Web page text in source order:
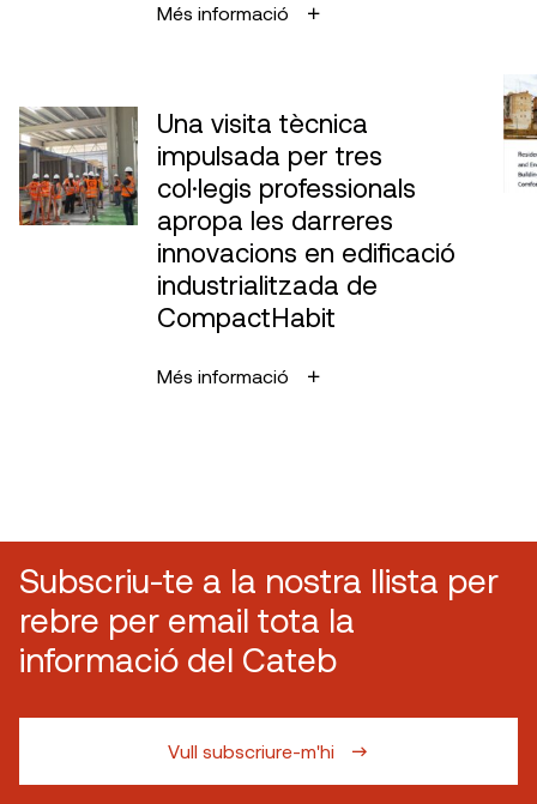
Més informació
Una visita tècnica
impulsada per tres
col·legis professionals
apropa les darreres
innovacions en edificació
industrialitzada de
CompactHabit
Més informació
Subscriu-te a la nostra llista per
rebre per email tota la
informació del Cateb
Vull subscriure-m'hi